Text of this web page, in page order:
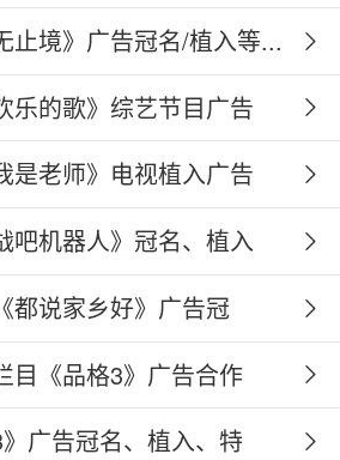
止境》广告冠名/植入等...
乐的歌》综艺节目广告
是老师》电视植入广告
吧机器人》冠名、植入
都说家乡好》广告冠
目《品格3》广告合作
广告冠名、植入、特